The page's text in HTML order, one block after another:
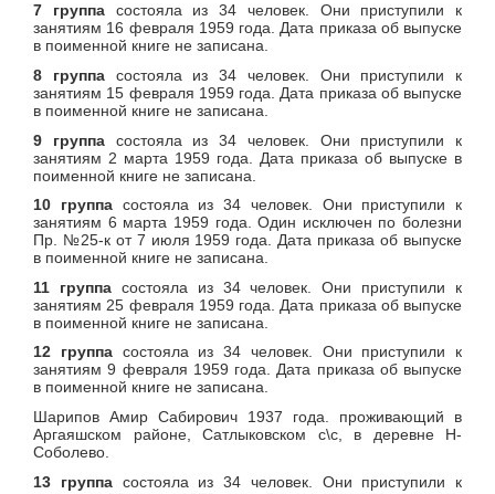
7 группа состояла из 34 человек. Они приступили к
занятиям 16 февраля 1959 года. Дата приказа об выпуске
в поименной книге не записана.
8 группа состояла из 34 человек. Они приступили к
занятиям 15 февраля 1959 года. Дата приказа об выпуске
в поименной книге не записана.
9 группа состояла из 34 человек. Они приступили к
занятиям 2 марта 1959 года. Дата приказа об выпуске в
поименной книге не записана.
10 группа состояла из 34 человек. Они приступили к
занятиям 6 марта 1959 года. Один исключен по болезни
Пр. №25-к от 7 июля 1959 года. Дата приказа об выпуске
в поименной книге не записана.
11 группа состояла из 34 человек. Они приступили к
занятиям 25 февраля 1959 года. Дата приказа об выпуске
в поименной книге не записана.
12 группа состояла из 34 человек. Они приступили к
занятиям 9 февраля 1959 года. Дата приказа об выпуске
в поименной книге не записана.
Шарипов Амир Сабирович 1937 года. проживающий в
Аргаяшском районе, Сатлыковском с\с, в деревне Н-
Соболево.
13 группа состояла из 34 человек. Они приступили к